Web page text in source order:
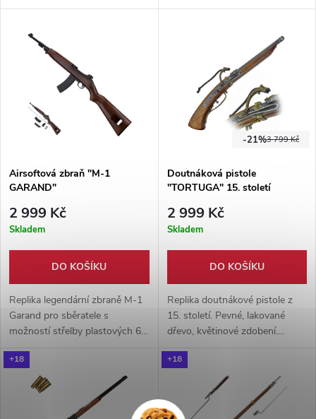
gumovými střenkami, plně
výklopný buben.
kovu s dřevěnými střenkami,
Airsoftová zbraň "M-1
GARAND"
2 999 Kč
Skladem
DO KOŠÍKU
Replika legendární zbraně M-1
Garand pro sběratele s
možností střelby plastových 6
plastu s manuálním nabíjením a
zásobníkem na 40 kuliček (
hmotnost BB 0.12 g ).
3 799 Kč
-21%
Doutnáková pistole
"TORTUGA" 15. století
2 999 Kč
Skladem
DO KOŠÍKU
Replika doutnákové pistole z
15. století. Pevné, lakované
dřevo, květinové zdobení.
doplněk k dobovému kostýmu,
+18 +18